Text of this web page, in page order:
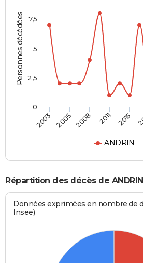
Personnes décédées
ANDRIN
2003 2005 2008 2011 2015
0
2,5
5
7,5
Répartition des décès de
Données exprimées en nombre de
Insee)